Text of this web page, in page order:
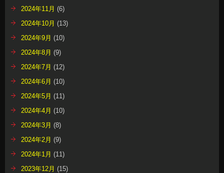
2024年11月 (6)
2024年10月 (13)
2024年9月 (10)
2024年8月 (9)
2024年7月 (12)
2024年6月 (10)
2024年5月 (11)
2024年4月 (10)
2024年3月 (8)
2024年2月 (9)
2024年1月 (11)
2023年12月 (15)